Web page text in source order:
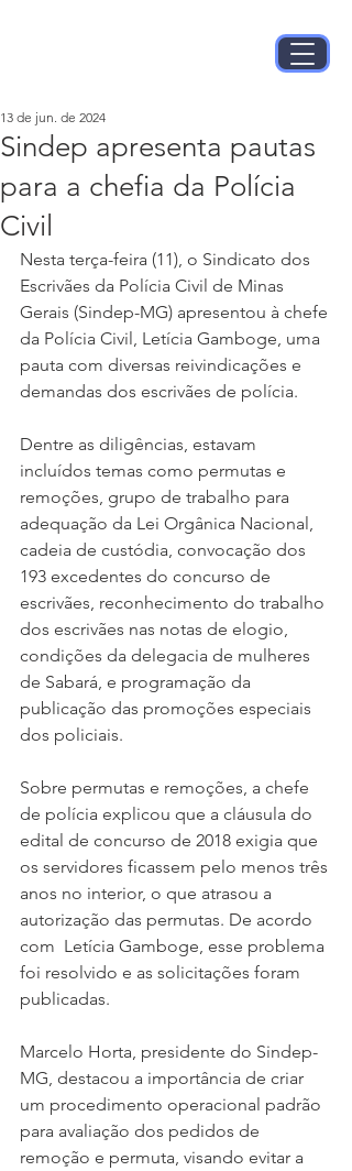
Sindep apresenta pautas
para a chefia da Polícia
Civil
13 de jun. de 2024
Nesta terça-feira (11), o Sindicato dos
Escrivães da Polícia Civil de Minas
Gerais (Sindep-MG) apresentou à chefe
da Polícia Civil, Letícia Gamboge, uma
pauta com diversas reivindicações e
demandas dos escrivães de polícia.
Dentre as diligências, estavam
incluídos temas como permutas e
remoções, grupo de trabalho para
adequação da Lei Orgânica Nacional,
cadeia de custódia, convocação dos
193 excedentes do concurso de
escrivães, reconhecimento do trabalho
dos escrivães nas notas de elogio,
condições da delegacia de mulheres
de Sabará, e programação da
publicação das promoções especiais
dos policiais.
Sobre permutas e remoções, a chefe
de polícia explicou que a cláusula do
edital de concurso de 2018 exigia que
os servidores ficassem pelo menos três
anos no interior, o que atrasou a
autorização das permutas. De acordo
com  Letícia Gamboge, esse problema
foi resolvido e as solicitações foram
publicadas.
Marcelo Horta, presidente do Sindep-
MG, destacou a importância de criar
um procedimento operacional padrão
para avaliação dos pedidos de
remoção e permuta, visando evitar a